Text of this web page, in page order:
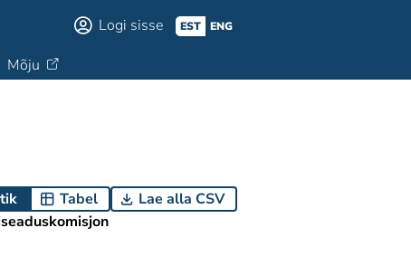
Logi sisse EST ENG
Mõju
Tabel
Lae alla CSV